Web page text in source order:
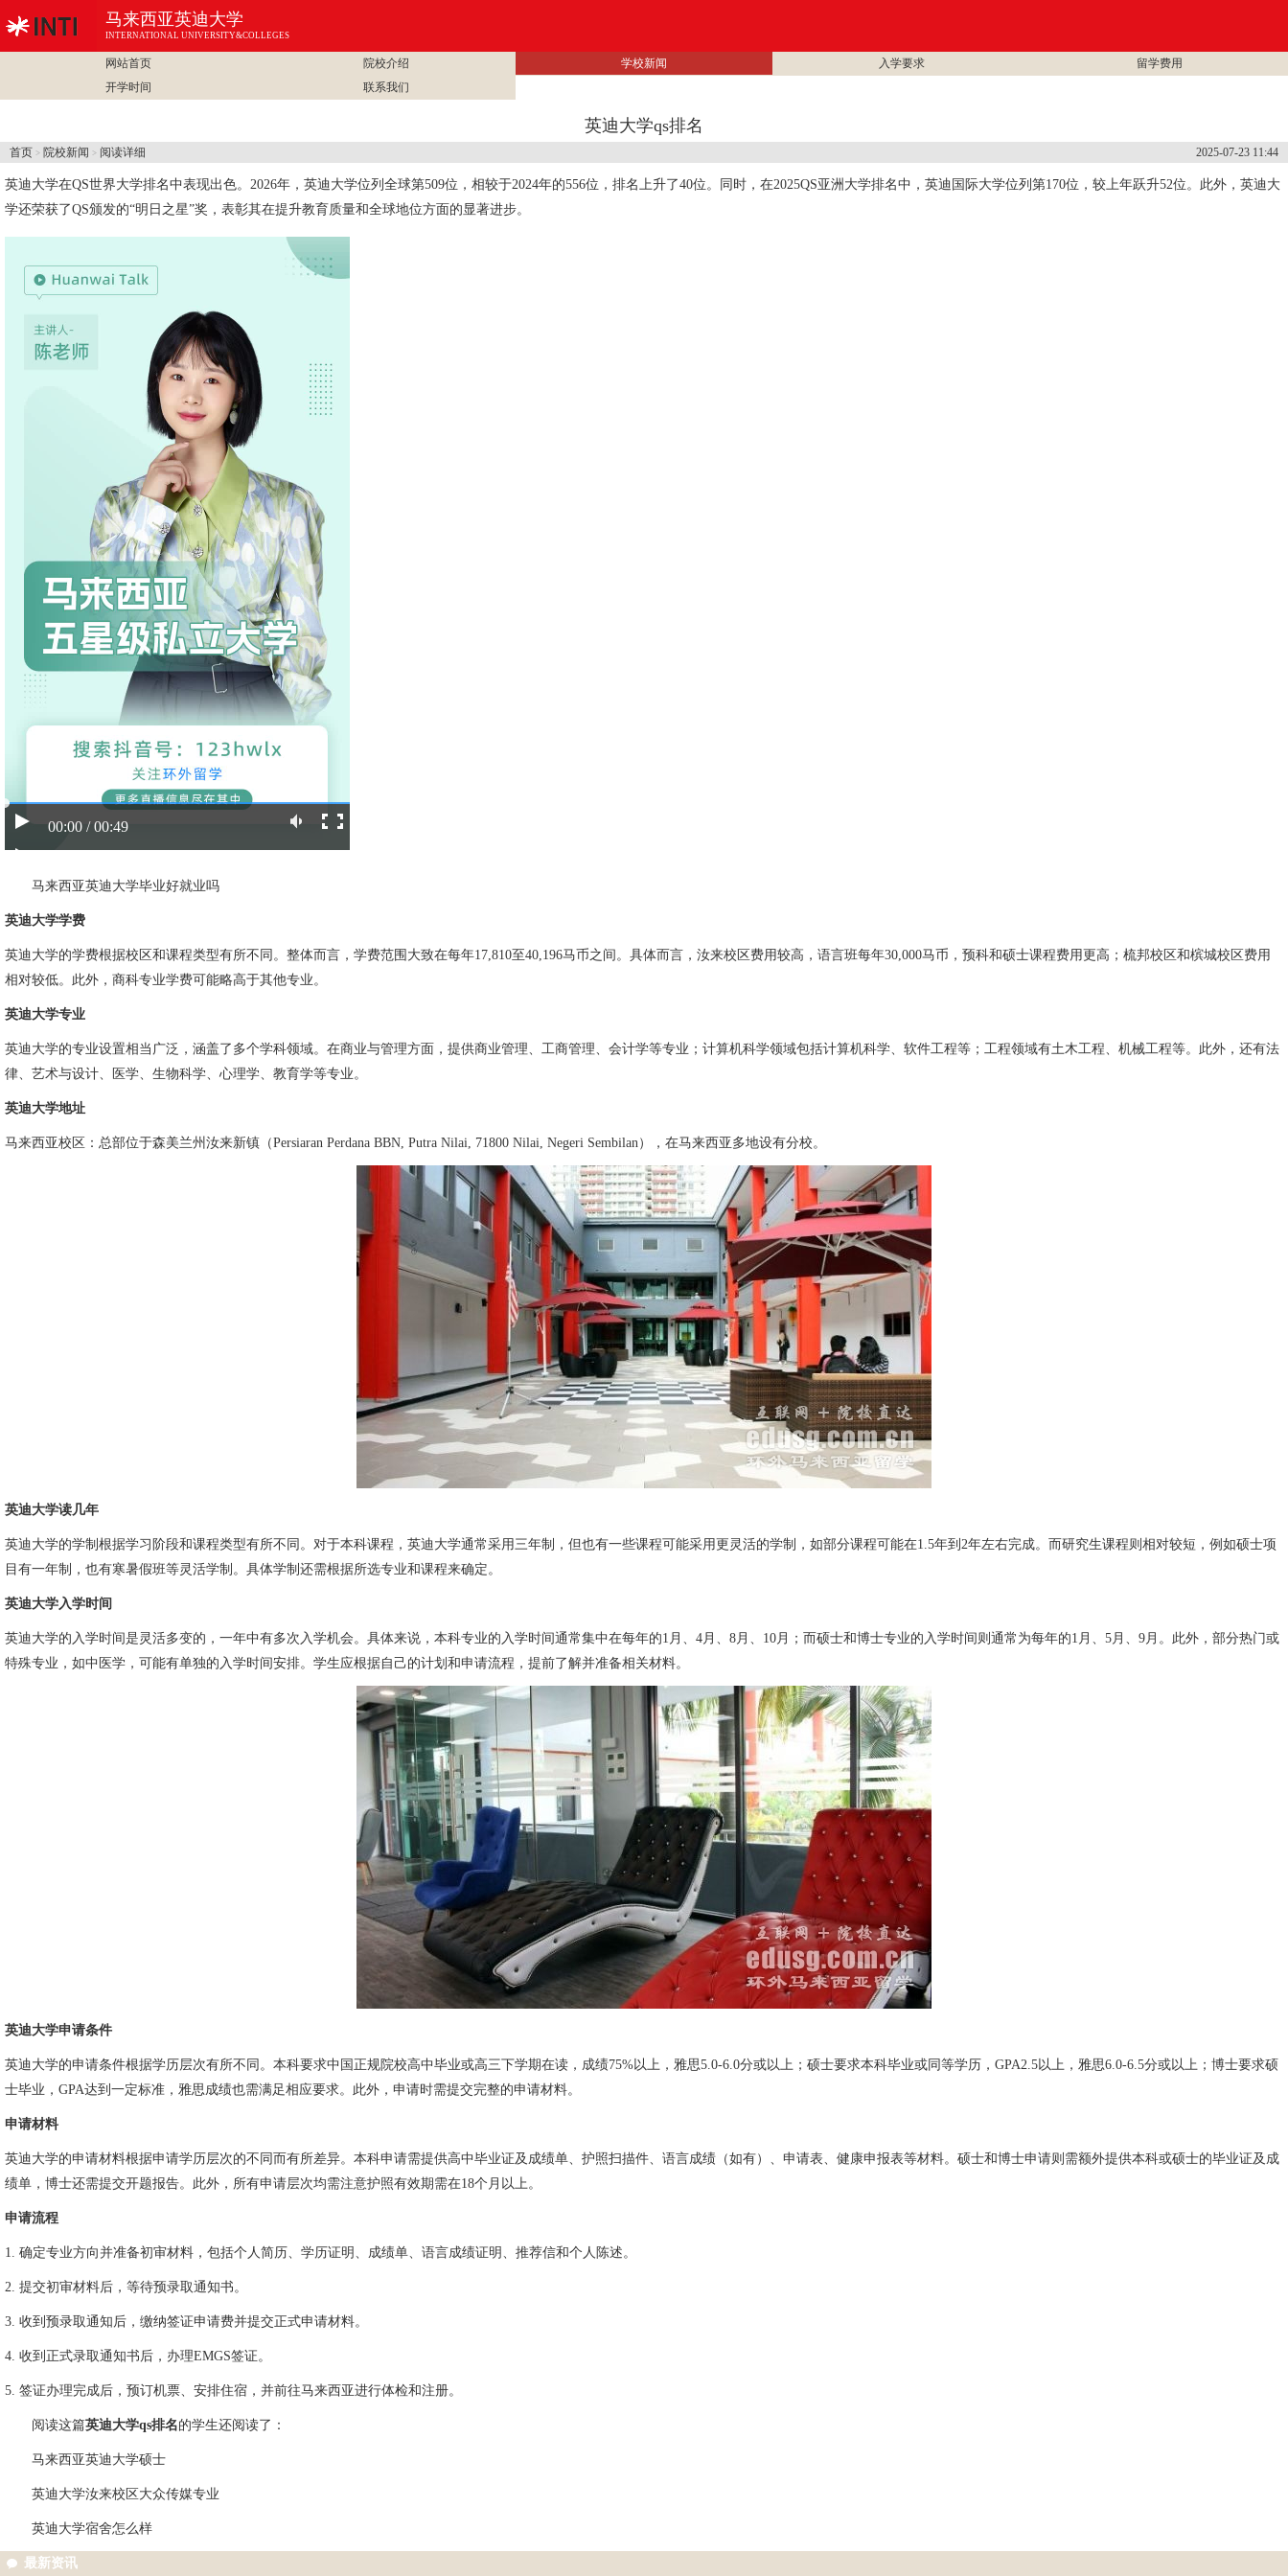
马来西亚英迪大学
INTERNATIONAL UNIVERSITY&COLLEGES
网站首页 院校介绍 学校新闻 入学要求
留学费用
开学时间
联系我们
英迪大学qs排名
2025-07-23 11:44
首页 > 院校新闻 > 阅读详细
英迪大学在QS世界大学排名中表现出色。2026年，英迪大学位列全球第509位，相较于2024年的556位，排名上升了40位。同时，在2025QS亚洲大学排名中，英迪国际大学位列第170位，较上年跃升52位。此外，英迪大
学还荣获了QS颁发的“明日之星”奖，表彰其在提升教育质量和全球地位方面的显著进步。
00:00 / 00:49
马来西亚英迪大学毕业好就业吗
英迪大学学费
英迪大学的学费根据校区和课程类型有所不同。整体而言，学费范围大致在每年17,810至40,196马币之间。具体而言，汝来校区费用较高，语言班每年30,000马币，预科和硕士课程费用更高；梳邦校区和槟城校区费用
相对较低。此外，商科专业学费可能略高于其他专业。
英迪大学专业
英迪大学的专业设置相当广泛，涵盖了多个学科领域。在商业与管理方面，提供商业管理、工商管理、会计学等专业；计算机科学领域包括计算机科学、软件工程等；工程领域有土木工程、机械工程等。此外，还有法
律、艺术与设计、医学、生物科学、心理学、教育学等专业。
英迪大学地址
马来西亚校区：总部位于森美兰州汝来新镇（Persiaran Perdana BBN, Putra Nilai, 71800 Nilai, Negeri Sembilan），在马来西亚多地设有分校。
英迪大学读几年
英迪大学的学制根据学习阶段和课程类型有所不同。对于本科课程，英迪大学通常采用三年制，但也有一些课程可能采用更灵活的学制，如部分课程可能在1.5年到2年左右完成。而研究生课程则相对较短，例如硕士项
目有一年制，也有寒暑假班等灵活学制。具体学制还需根据所选专业和课程来确定。
英迪大学入学时间
英迪大学的入学时间是灵活多变的，一年中有多次入学机会。具体来说，本科专业的入学时间通常集中在每年的1月、4月、8月、10月；而硕士和博士专业的入学时间则通常为每年的1月、5月、9月。此外，部分热门或
特殊专业，如中医学，可能有单独的入学时间安排。学生应根据自己的计划和申请流程，提前了解并准备相关材料。
英迪大学申请条件
英迪大学的申请条件根据学历层次有所不同。本科要求中国正规院校高中毕业或高三下学期在读，成绩75%以上，雅思5.0-6.0分或以上；硕士要求本科毕业或同等学历，GPA2.5以上，雅思6.0-6.5分或以上；博士要求硕
士毕业，GPA达到一定标准，雅思成绩也需满足相应要求。此外，申请时需提交完整的申请材料。
申请材料
英迪大学的申请材料根据申请学历层次的不同而有所差异。本科申请需提供高中毕业证及成绩单、护照扫描件、语言成绩（如有）、申请表、健康申报表等材料。硕士和博士申请则需额外提供本科或硕士的毕业证及成
绩单，博士还需提交开题报告。此外，所有申请层次均需注意护照有效期需在18个月以上。
申请流程
1. 确定专业方向并准备初审材料，包括个人简历、学历证明、成绩单、语言成绩证明、推荐信和个人陈述。
2. 提交初审材料后，等待预录取通知书。
3. 收到预录取通知后，缴纳签证申请费并提交正式申请材料。
4. 收到正式录取通知书后，办理EMGS签证。
5. 签证办理完成后，预订机票、安排住宿，并前往马来西亚进行体检和注册。
阅读这篇英迪大学qs排名的学生还阅读了：
马来西亚英迪大学硕士
英迪大学汝来校区大众传媒专业
英迪大学宿舍怎么样
最新资讯